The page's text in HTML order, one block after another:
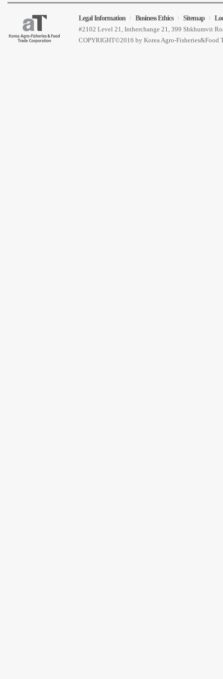
Legal Information Business Ethics Sitemap
#2102 Level 21, Intherchange 21, 399 Shkhumvit
COPYRIGHT©2016 by Korea Agro-Fisheries&Food